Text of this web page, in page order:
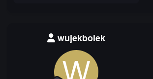
wujekbolek